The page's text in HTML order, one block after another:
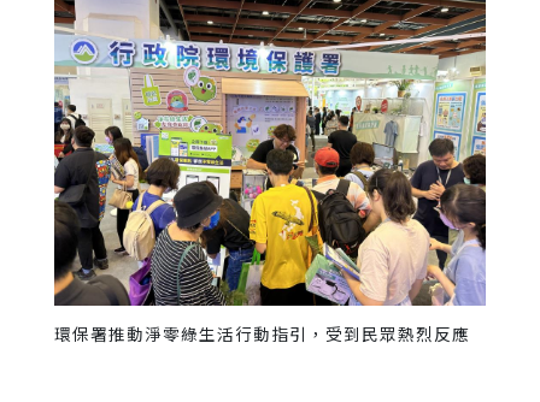
環保署推動淨零綠生活行動指引，受到民眾熱烈反應